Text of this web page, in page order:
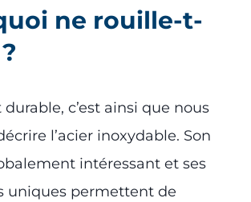
ne rouille-t-
c’est ainsi que nous
l’acier inoxydable. Son
intéressant et ses
uniques permettent de